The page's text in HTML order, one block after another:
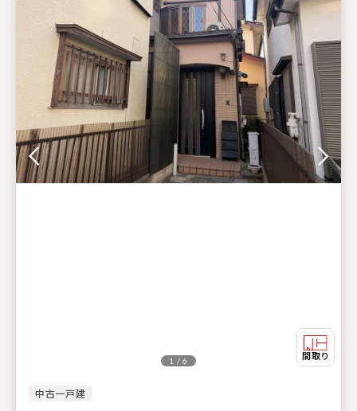
中古一戸建
1 / 6